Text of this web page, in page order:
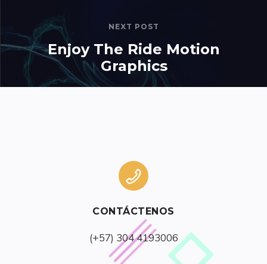
NEXT POST
Enjoy The Ride Motion
Graphics
CONTÁCTENOS
(+57) 304 4193006